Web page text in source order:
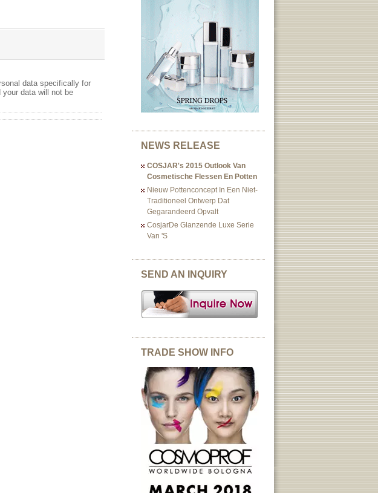
data specifically for
data will not be
NEWS RELEASE
COSJAR's 2015 Outlook Van
Cosmetische Flessen En Potten
Nieuw Pottenconcept In Een Niet-
Traditioneel Ontwerp Dat
Gegarandeerd Opvalt
CosjarDe Glanzende Luxe Serie
Van 's
SEND AN INQUIRY
TRADE SHOW INFO